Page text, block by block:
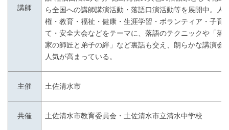
講師
ら全国への講師講演活動・落語口演活動等を展開中。人
権・教育・福祉・健康・生涯学習・ボランティア・子育
て・安全大会などをテーマに、落語のテクニックや「落
家の師匠と弟子の絆」など裏話も交え、朗らかな講演会
人気が高まっている。
主催 土佐清水市
共催 土佐清水市教育委員会・土佐清水市立清水中学校